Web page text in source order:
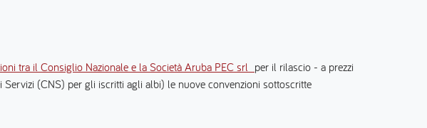
tra il Consiglio Nazionale e la Società Aruba PEC srl per il rilascio - a prezzi
(CNS) per gli iscritti agli albi) le nuove convenzioni sottoscritte